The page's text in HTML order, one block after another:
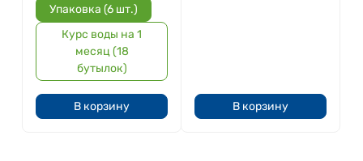
Упаковка (6 шт.)
Курс воды на 1
месяц (18
бутылок)
В корзину В корзину